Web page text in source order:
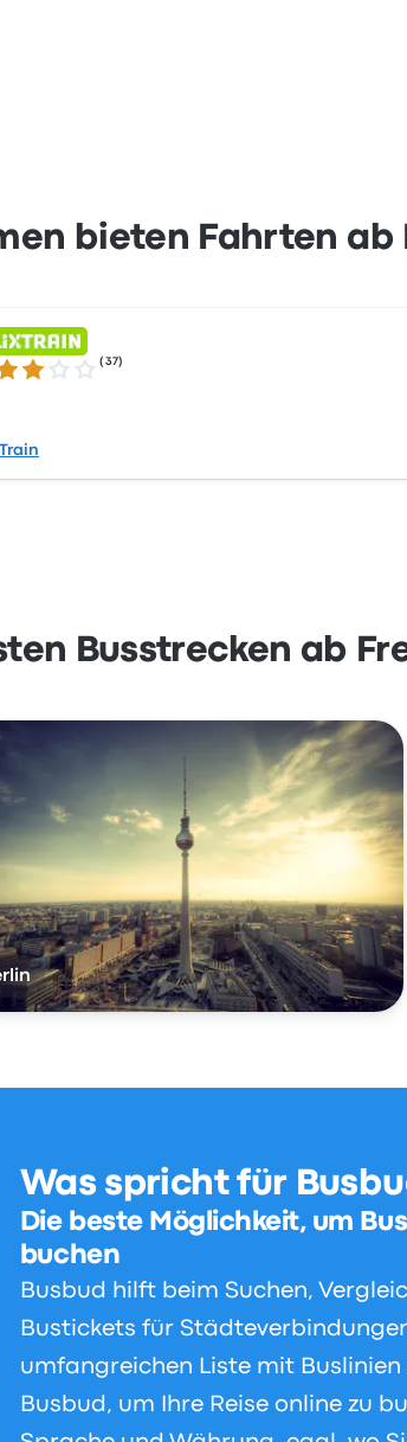
bieten Fahrten ab
5 Sternen
( 37)
Busstrecken ab
Was spricht für
Die beste Möglichkeit, um
buchen
Busbud hilft beim Suchen,
Bustickets für
umfangreichen Liste mit
Busbud, um Ihre Reise online zu